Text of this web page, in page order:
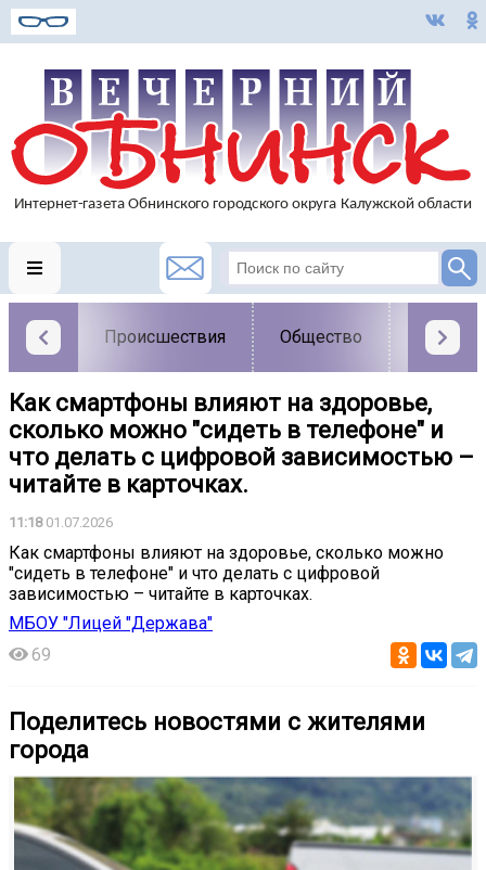
Происшествия Общество Власть
Как смартфоны влияют на здоровье,
сколько можно "сидеть в телефоне" и
что делать с цифровой зависимостью –
читайте в карточках.
11:1801.07.2026
Как смартфоны влияют на здоровье, сколько можно
"сидеть в телефоне" и что делать с цифровой
зависимостью – читайте в карточках.
МБОУ "Лицей "Держава"
69
Поделитесь новостями с жителями
города